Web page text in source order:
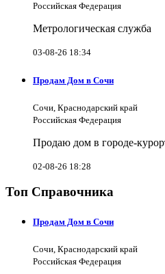
Российская Федерация
Метрологическая служба
03-08-26 18:34
Продам Дом в Сочи
Сочи, Краснодарский край
Российская Федерация
Продаю дом в городе-
02-08-26 18:28
Топ Справочника
Продам Дом в Сочи
Сочи, Краснодарский край
Российская Федерация